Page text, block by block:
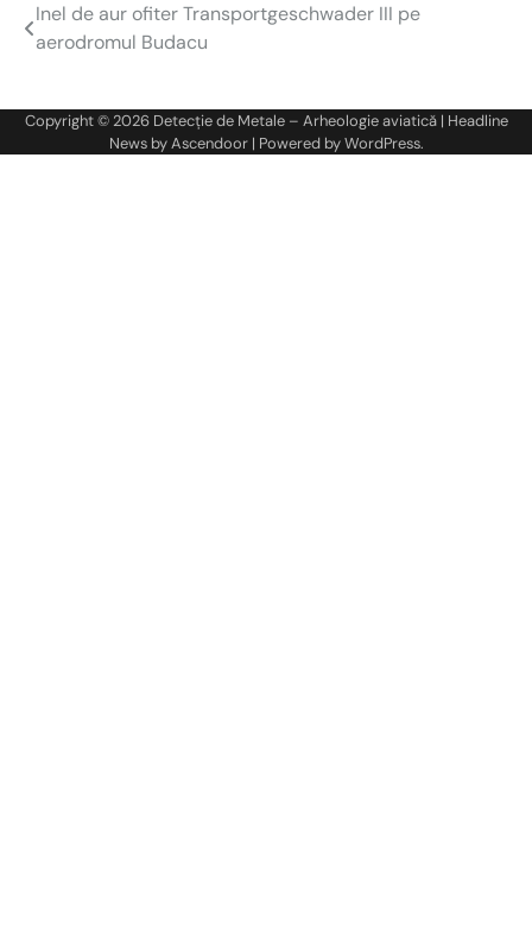
Navigare
articole
Inel de aur ofiter Transportgeschwader III pe
aerodromul Budacu
Copyright © 2026 Detecție de Metale – Arheologie aviatică| Headline
News byAscendoor| Powered byWordPress.